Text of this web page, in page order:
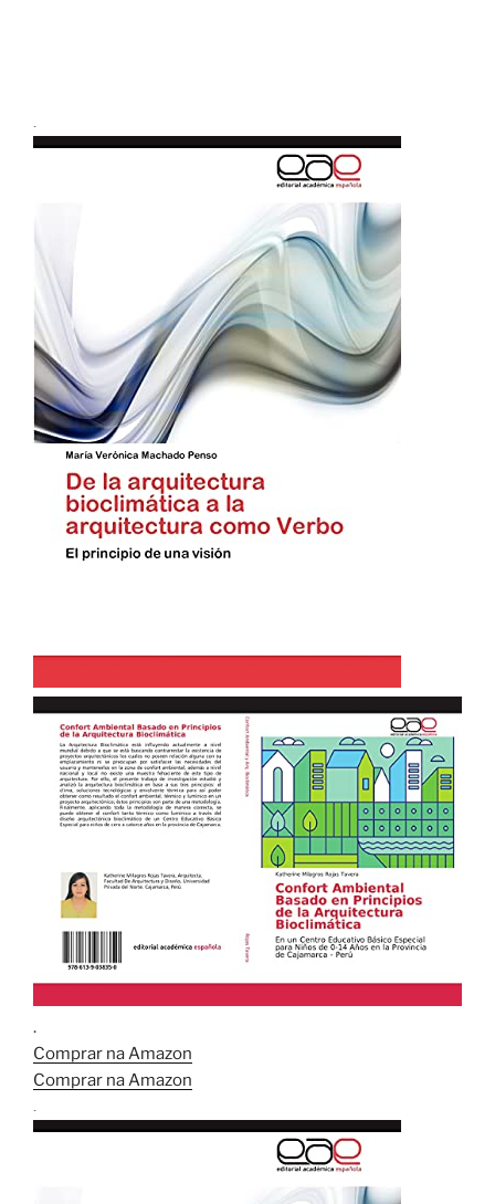
.
.
Comprar na Amazon
Comprar na Amazon
.